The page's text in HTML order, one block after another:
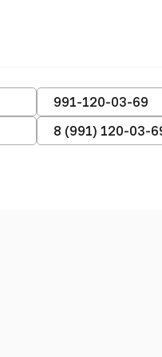
991-120-03-69
8 (991) 120-03-